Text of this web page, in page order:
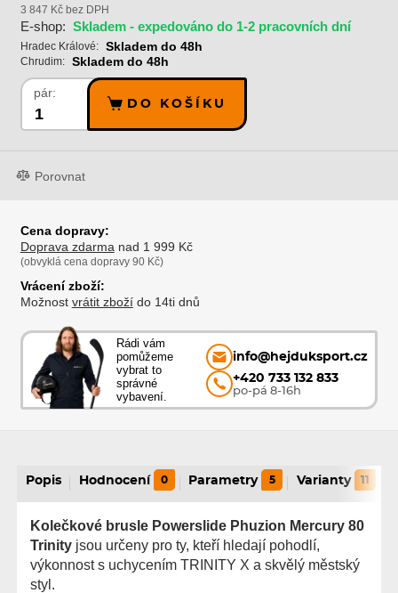
3 847 Kč bez DPH
E-shop: Skladem - expedováno do 1-2 pracovních dní
Hradec Králové: Skladem do 48h
Chrudim: Skladem do 48h
pár:
DO KOŠÍKU
Porovnat
Cena dopravy:
Doprava zdarma nad 1 999 Kč
(obvyklá cena dopravy 90 Kč)
Vrácení zboží:
Možnost vrátit zbožído 14ti dnů
Rádi vám
pomůžeme
vybrat to
správné
vybavení.
info@hejduksport.cz
+420 733 132 833
po-pá 8-16h
Popis Hodnocení 0 Parametry 5 Varianty 11
Kolečkové brusle Powerslide Phuzion Mercury 80
Trinity jsou určeny pro ty, kteří hledají pohodlí,
výkonnost s uchycením TRINITY X a skvělý městský
styl.